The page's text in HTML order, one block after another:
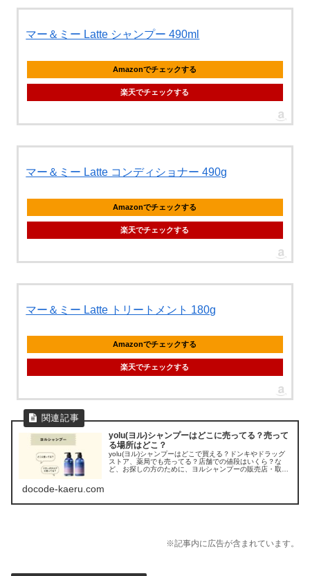
マー＆ミー Latte シャンプー 490ml
Amazonでチェックする
楽天でチェックする
マー＆ミー Latte コンディショナー 490g
Amazonでチェックする
楽天でチェックする
マー＆ミー Latte トリートメント 180g
Amazonでチェックする
楽天でチェックする
yolu(ヨル)シャンプーはどこに売ってる？売って
る場所はどこ？
yolu(ヨル)シャンプーはどこで買える？ドンキやドラッグ
ストア、薬局でも売ってる？店舗での値段はいくら？な
ど、お探しの方のために、ヨルシャンプーの販売店・取扱
docode-kaeru.com
※記事内に広告が含まれています。